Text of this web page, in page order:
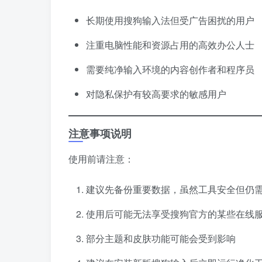
长期使用搜狗输入法但受广告困扰的用户
注重电脑性能和资源占用的高效办公人士
需要纯净输入环境的内容创作者和程序员
对隐私保护有较高要求的敏感用户
注意事项说明
使用前请注意：
建议先备份重要数据，虽然工具安全但仍
使用后可能无法享受搜狗官方的某些在线
部分主题和皮肤功能可能会受到影响